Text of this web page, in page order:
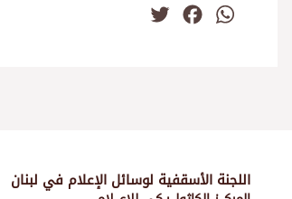
WhatsApp
Facebook
اللجنة الأسقفية لوسائل الإعلام في لبنان